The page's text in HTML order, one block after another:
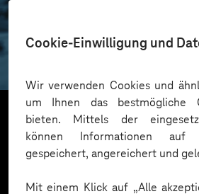
Cookie-Einwilligung und
Wir verwenden Cookies und
um Ihnen das bestmögliche
bieten. Mittels der
können Informationen auf
gespeichert, angereichert und
Mit einem Klick auf „Alle
AOK Rheinland/Hamburg
Mehr laden